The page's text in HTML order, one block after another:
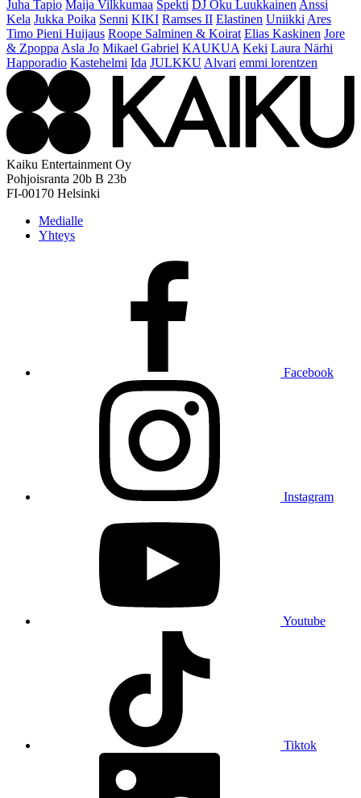
Juha Tapio Maija Vilkkumaa Spekti DJ Oku Luukkainen Anssi
Kela Jukka Poika Senni KIKI Ramses II Elastinen Uniikki Ares
Timo Pieni Huijaus Roope Salminen & Koirat Elias Kaskinen Jore
& Zpoppa Asla Jo Mikael Gabriel KAUKUA Keki Laura Närhi
Happoradio Kastehelmi Ida JULKKU Alvari emmi lorentzen
Kaiku Entertainment Oy
Pohjoisranta 20b B 23b
FI-00170 Helsinki
Medialle
Yhteys
Facebook
Instagram
Youtube
Tiktok